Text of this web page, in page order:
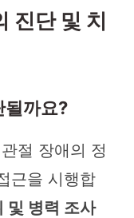
진단 및 치
될까요?
절 장애의 정
근을 시행합
및 병력 조사